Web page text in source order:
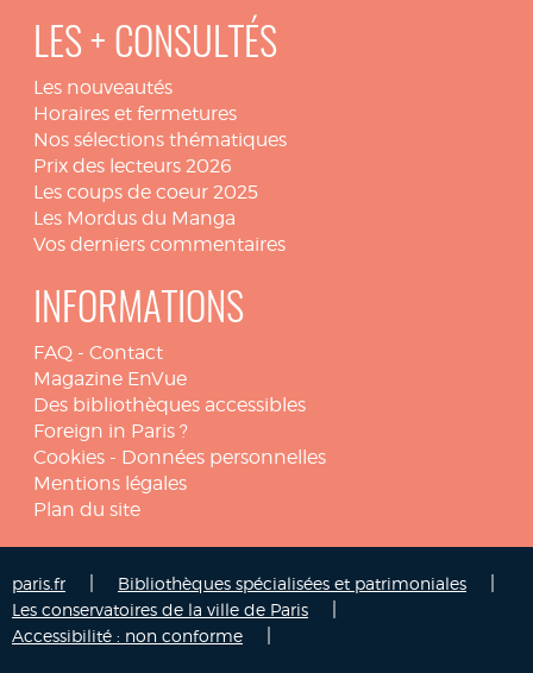
LES + CONSULTÉS
Les nouveautés
Horaires et fermetures
Nos sélections thématiques
Prix des lecteurs 2026
Les coups de coeur 2025
Les Mordus du Manga
Vos derniers commentaires
INFORMATIONS
FAQ - Contact
Magazine EnVue
Des bibliothèques accessibles
Foreign in Paris ?
Cookies - Données personnelles
Mentions légales
Plan du site
paris.fr Bibliothèques spécialisées et patrimoniales
Les conservatoires de la ville de Paris
Accessibilité : non conforme